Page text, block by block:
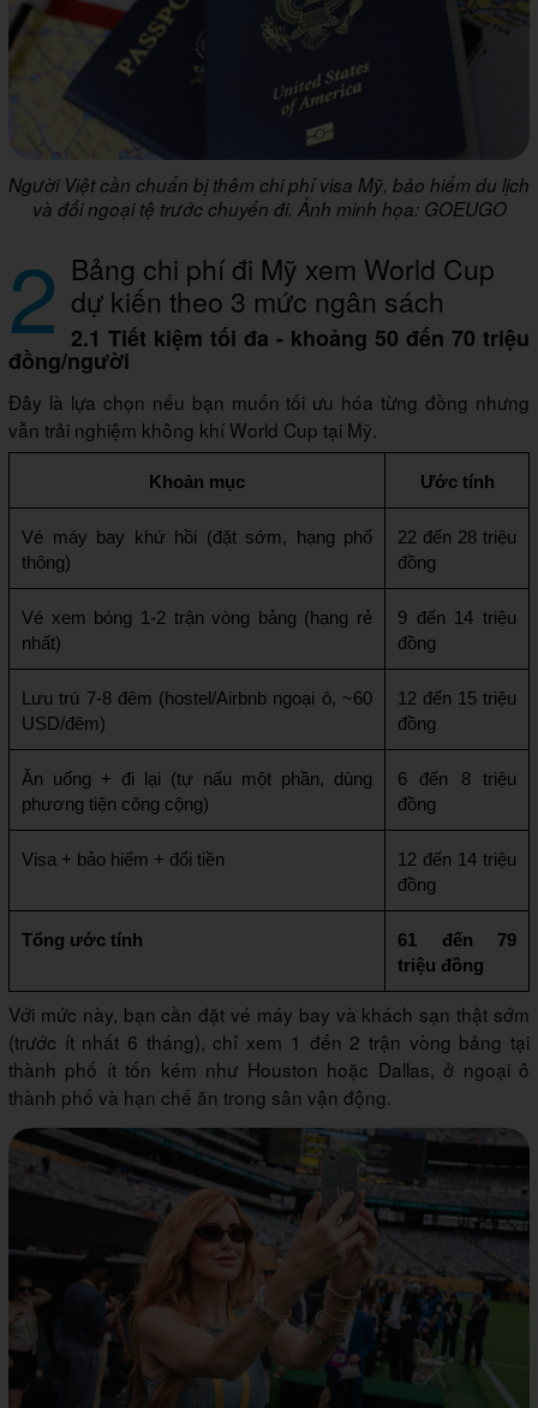
Người Việt cần chuẩn bị thêm chi phí visa Mỹ, bảo hiểm du lịch
và đổi ngoại tệ trước chuyến đi. Ảnh minh họa: GOEUGO
2 Bảng chi phí đi Mỹ xem World Cup
dự kiến theo 3 mức ngân sách
2.1 Tiết kiệm tối đa - khoảng 50 đến 70 triệu
đồng/người
Đây là lựa chọn nếu bạn muốn tối ưu hóa từng đồng nhưng
vẫn trải nghiệm không khí World Cup tại Mỹ.
Khoản mục Ước tính
Vé máy bay khứ hồi (đặt sớm, hạng phổ
thông)
22 đến 28 triệu
đồng
Vé xem bóng 1-2 trận vòng bảng (hạng rẻ
nhất)
9 đến 14 triệu
đồng
Lưu trú 7-8 đêm (hostel/Airbnb ngoại ô, ~60
USD/đêm)
12 đến 15 triệu
đồng
Ăn uống + đi lại (tự nấu một phần, dùng
phương tiện công cộng)
6 đến 8 triệu
đồng
Visa + bảo hiểm + đổi tiền
12 đến 14 triệu
đồng
Tổng ước tính
61 đến 79
triệu đồng
Với mức này, bạn cần đặt vé máy bay và khách sạn thật sớm
(trước ít nhất 6 tháng), chỉ xem 1 đến 2 trận vòng bảng tại
thành phố ít tốn kém như Houston hoặc Dallas, ở ngoại ô
thành phố và hạn chế ăn trong sân vận động.